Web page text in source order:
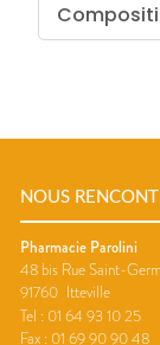
NOUS
Pharmacie Parolini
48 bis Rue Saint-
91760 Itteville
Tel : 01 64 93 10 25
Fax : 01 69 90 90 48